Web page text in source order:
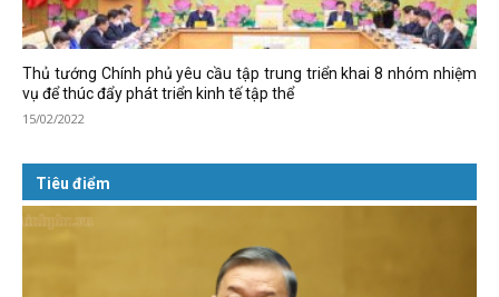
Thủ tướng Chính phủ yêu cầu tập trung triển khai 8 nhóm nhiệm
vụ để thúc đẩy phát triển kinh tế tập thể
15/02/2022
Tiêu điểm